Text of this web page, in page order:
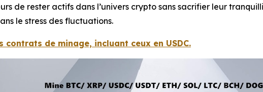
de rester actifs dans l’univers crypto sans sacrifier leur
le stress des fluctuations.
de minage, incluant ceux en USDC.